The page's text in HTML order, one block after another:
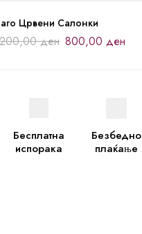
Црвени Салонки
ден 800,00 ден
Бесплатна
испорака
Безбедно
плаќање